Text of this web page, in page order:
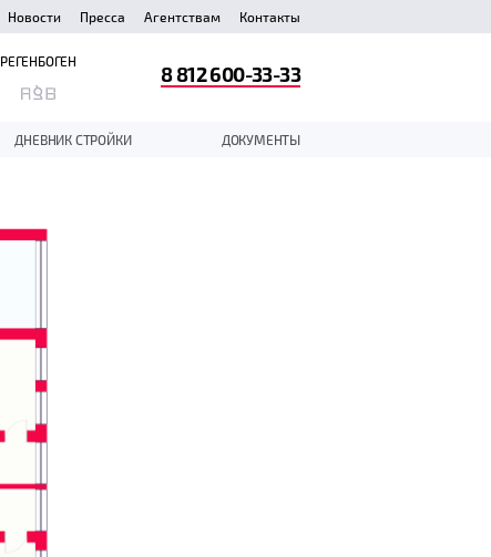
Новости Пресса Агентствам Контакты
ДНЕВНИК СТРОЙКИ ДОКУМЕНТЫ
РЕГЕНБОГЕН
8 812 600-33-33